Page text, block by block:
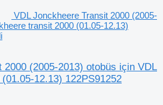
VDL Jonckheere Transit 2000 (2005-
transit 2000 (01.05-12.13)
2000 (2005-2013) otobüs için VDL
12.13) 122PS91252